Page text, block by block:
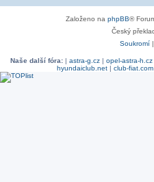
Založeno na phpBB®
Český
Soukromí|
Naše další fóra: | astra-g.cz | opel-astra-h.cz
hyundaiclub.net| club-fiat.com